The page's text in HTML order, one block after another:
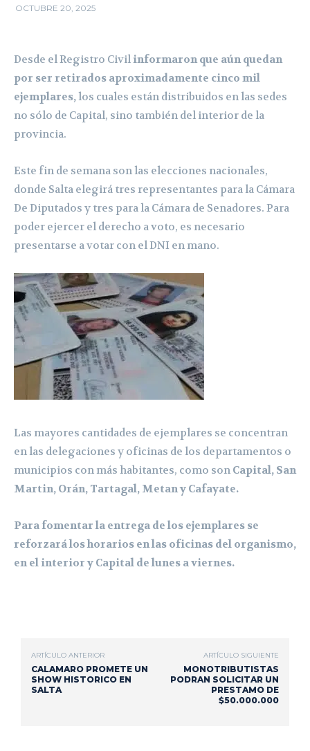
OCTUBRE 20, 2025
Desde el Registro Civilinformaron que aún quedan
por ser retirados aproximadamente cinco mil
ejemplares,los cuales están distribuidos en las sedes
no sólo de Capital, sino también del interior de la
provincia.
Este fin de semana son las elecciones nacionales,
donde Salta elegirá tres representantes para la Cámara
De Diputados y tres para la Cámara de Senadores. Para
poder ejercer el derecho a voto, es necesario
presentarse a votar con el DNI en mano.
Las mayores cantidades de ejemplares se concentran
en las delegaciones y oficinas de los departamentos o
municipios con más habitantes, como son Capital, San
Martin, Orán, Tartagal, Metan y Cafayate.
Para fomentar la entrega de los ejemplares se
reforzará los horarios en las oficinas del organismo,
en el interior y Capital de lunes a viernes.
ARTÍCULO ANTERIOR
CALAMARO PROMETE UN
SHOW HISTORICO EN
SALTA
ARTÍCULO SIGUIENTE
MONOTRIBUTISTAS
PODRAN SOLICITAR UN
PRESTAMO DE
$50.000.000